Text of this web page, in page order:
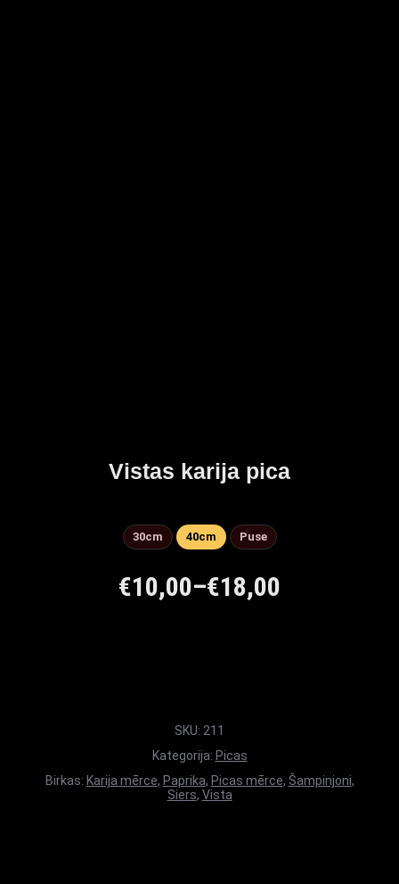
Vistas karija pica
30cm 40cm Puse
€10,00–€18,00
SKU: 211
Kategorija: Picas
Birkas: Karija mērce, Paprika, Picas mērce, Šampinjoni,
Siers, Vista